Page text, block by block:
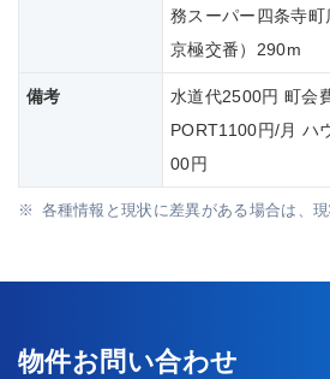
務スーパー四条寺
京極交番）290m
備考
水道代2500円 町会
PORT1100円/月 ハ
00円
各種情報と現状に差異がある場合は、現
物件お問い合わせ